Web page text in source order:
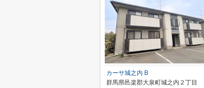
カーサ城之内 B
群馬県邑楽郡大泉町城之内２丁目